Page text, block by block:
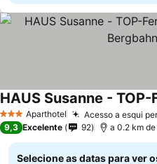
3 EstrelasAparthotel Acesso a esqui
9,3 Excelente 92 a 0.2 km
Selecione as datas para ver